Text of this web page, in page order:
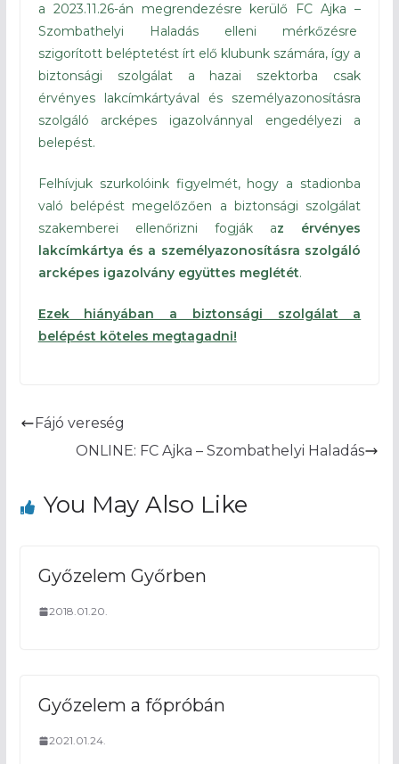
a 2023.11.26-án megrendezésre kerülő FC Ajka –
Szombathelyi Haladás elleni mérkőzésre
szigorított beléptetést írt elő klubunk számára, így a
biztonsági szolgálat a hazai szektorba csak
érvényes lakcímkártyával és személyazonosításra
szolgáló arcképes igazolvánnyal engedélyezi a
belepést.
Felhívjuk szurkolóink figyelmét, hogy a stadionba
való belépést megelőzően a biztonsági szolgálat
szakemberei ellenőrizni fogják az érvényes
lakcímkártya és a személyazonosításra szolgáló
arcképes igazolvány együttes meglétét.
Ezek hiányában a biztonsági szolgálat a
belépést köteles megtagadni!
Fájó vereség
ONLINE: FC Ajka – Szombathelyi Haladás
You May Also Like
Győzelem Győrben
2018.01.20.
Győzelem a főpróbán
2021.01.24.